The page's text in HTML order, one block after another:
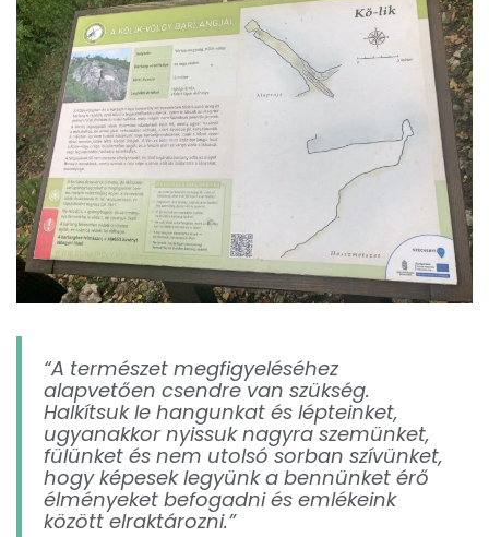
“A természet megfigyeléséhez
alapvetően csendre van szükség.
Halkítsuk le hangunkat és lépteinket,
ugyanakkor nyissuk nagyra szemünket,
fülünket és nem utolsó sorban szívünket,
hogy képesek legyünk a bennünket érő
élményeket befogadni és emlékeink
között elraktározni.”